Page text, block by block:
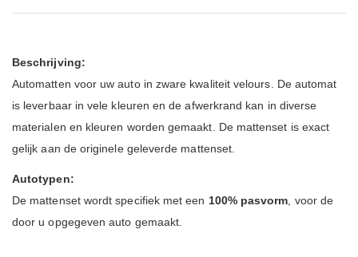
Beschrijving:
Automatten voor uw auto in zware kwaliteit velours. De automat
is leverbaar in vele kleuren en de afwerkrand kan in diverse
materialen en kleuren worden gemaakt. De mattenset is exact
gelijk aan de originele geleverde mattenset.
Autotypen:
De mattenset wordt specifiek met een 100% pasvorm , voor de
door u opgegeven auto gemaakt.